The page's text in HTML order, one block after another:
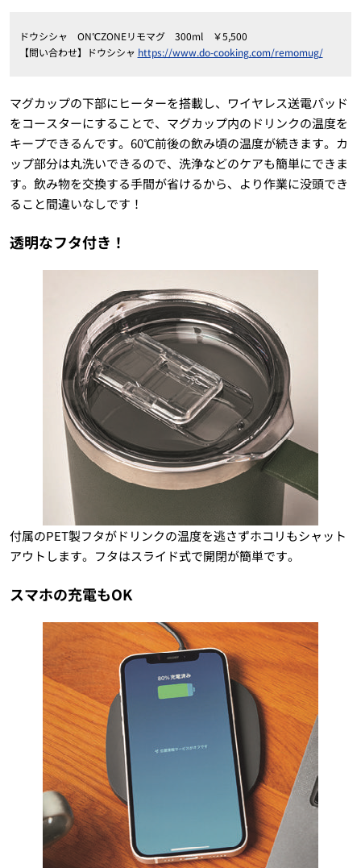
ドウシシャ ON℃ZONEリモマグ 300ml ￥5,500
【問い合わせ】ドウシシャ https://www.do-cooking.com/remomug/
マグカップの下部にヒーターを搭載し、ワイヤレス送電パッド
をコースターにすることで、マグカップ内のドリンクの温度を
キープできるんです。60℃前後の飲み頃の温度が続きます。カ
ップ部分は丸洗いできるので、洗浄などのケアも簡単にできま
す。飲み物を交換する手間が省けるから、より作業に没頭でき
ること間違いなしです！
透明なフタ付き！
付属のPET製フタがドリンクの温度を逃さずホコリもシャット
アウトします。フタはスライド式で開閉が簡単です。
スマホの充電もOK